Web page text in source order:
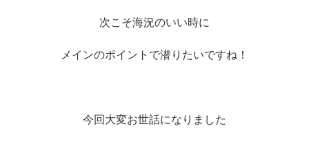
次こそ海況のいい時に
メインのポイントで潜りたいですね！
今回大変お世話になりました